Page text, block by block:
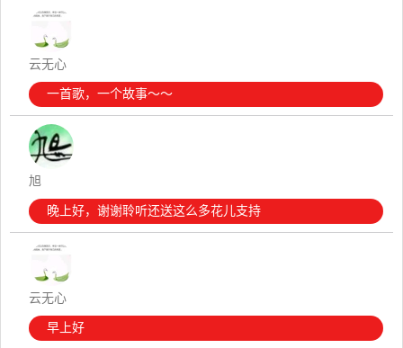
云无心
一首歌，一个故事～～
旭
晚上好，谢谢聆听还送这么多花儿支持
云无心
早上好